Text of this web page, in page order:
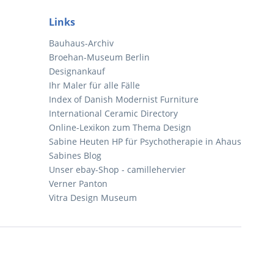
Links
Bauhaus-Archiv
Broehan-Museum Berlin
Designankauf
Ihr Maler für alle Fälle
Index of Danish Modernist Furniture
International Ceramic Directory
Online-Lexikon zum Thema Design
Sabine Heuten HP für Psychotherapie in Ahaus
Sabines Blog
Unser ebay-Shop - camillehervier
Verner Panton
Vitra Design Museum